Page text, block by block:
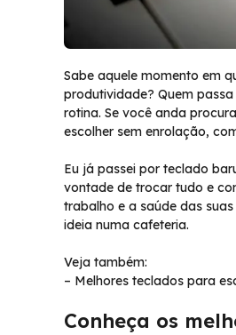
Sabe aquele momento em
produtividade? Quem
rotina. Se você anda
escolher sem enrolação,
Eu já passei por teclado
vontade de trocar tudo e
trabalho e a saúde das
ideia numa cafeteria.
Veja também:
– Melhores teclados para
Conheça os